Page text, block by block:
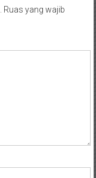
Ruas yang wajib